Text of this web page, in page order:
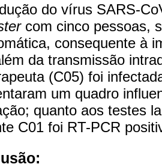
do vírus SARS-
com cinco pessoas,
consequente à
da transmissão
(C05) foi
um quadro
quanto aos testes
C01 foi RT-PCR